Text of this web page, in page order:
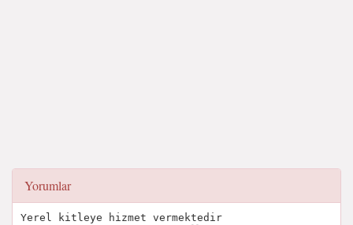
Yorumlar
Yerel kitleye hizmet vermektedir